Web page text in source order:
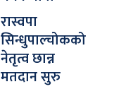
रास्वपा
सिन्धुपाल्चोकको
नेतृत्व छान्न
मतदान सुरु